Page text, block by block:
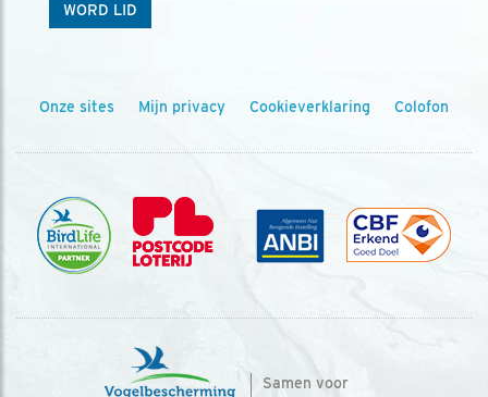
WORD LID
Onze sites Mijn privacy Cookieverklaring Colofon
Samen voor